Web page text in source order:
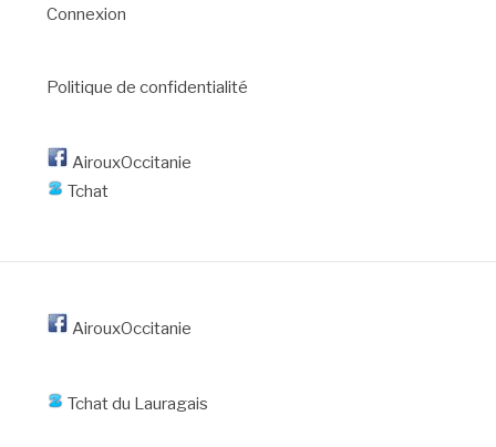
Connexion
Politique de confidentialité
AirouxOccitanie
Tchat
AirouxOccitanie
Tchat du Lauragais